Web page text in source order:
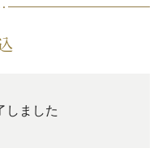
しました